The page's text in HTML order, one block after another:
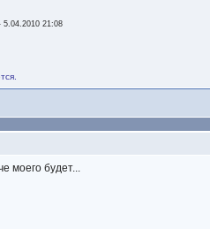
5.04.2010 21:08
моего будет...